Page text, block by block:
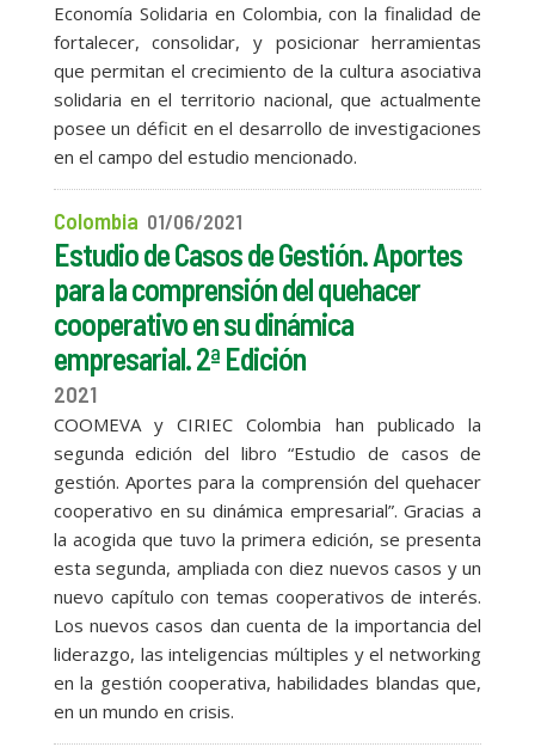
Economía Solidaria en Colombia, con la finalidad de
fortalecer, consolidar, y posicionar herramientas
que permitan el crecimiento de la cultura asociativa
solidaria en el territorio nacional, que actualmente
posee un déficit en el desarrollo de investigaciones
en el campo del estudio mencionado.
Colombia 01/06/2021
Estudio de Casos de Gestión. Aportes
para la comprensión del quehacer
cooperativo en su dinámica
empresarial. 2ª Edición
2021
COOMEVA y CIRIEC Colombia han publicado la
segunda edición del libro “Estudio de casos de
gestión. Aportes para la comprensión del quehacer
cooperativo en su dinámica empresarial”. Gracias a
la acogida que tuvo la primera edición, se presenta
esta segunda, ampliada con diez nuevos casos y un
nuevo capítulo con temas cooperativos de interés.
Los nuevos casos dan cuenta de la importancia del
liderazgo, las inteligencias múltiples y el networking
en la gestión cooperativa, habilidades blandas que,
en un mundo en crisis.